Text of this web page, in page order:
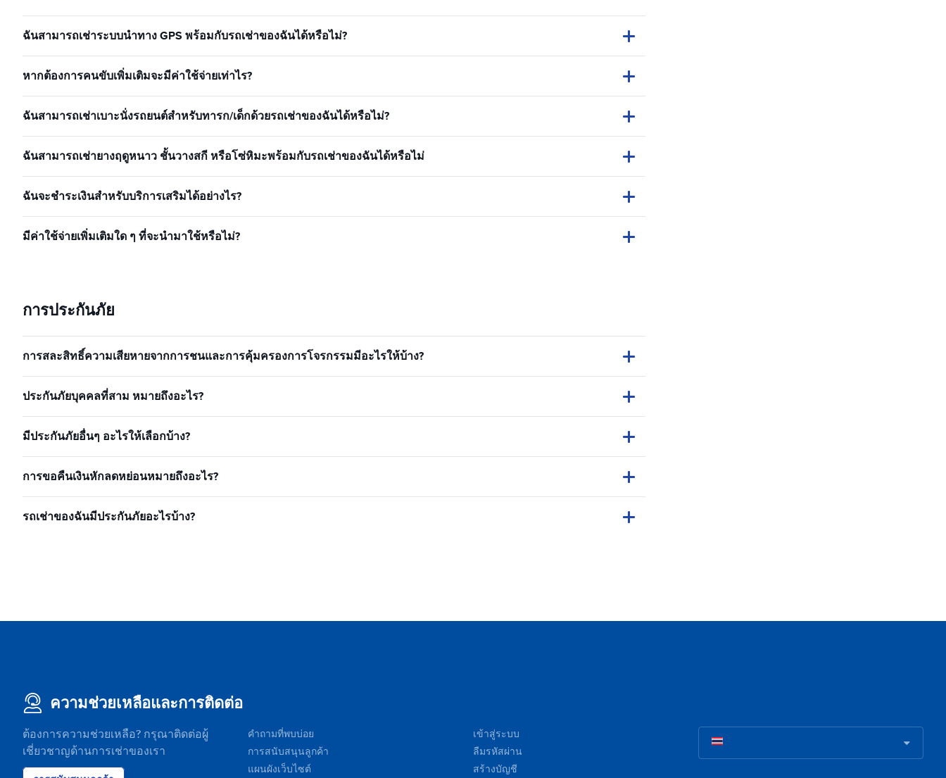
ฉันสามารถเช่าระบบนำทาง GPS พร้อมกับรถเช่าของฉันได้หรือไม่?
หากต้องการคนขับเพิ่มเติมจะมีค่าใช้จ่ายเท่าไร?
ฉันสามารถเช่าเบาะนั่งรถยนต์สำหรับทารก/เด็กด้วยรถเช่าของฉันได้หรือไม่?
ฉันสามารถเช่ายางฤดูหนาว ชั้นวางสกี หรือโซ่หิมะพร้อมกับรถเช่าของฉันได้หรือไม่
ฉันจะชำระเงินสำหรับบริการเสริมได้อย่างไร?
มีค่าใช้จ่ายเพิ่มเติมใด ๆ ที่จะนำมาใช้หรือไม่?
การประกันภัย
การสละสิทธิ์ความเสียหายจากการชนและการคุ้มครองการโจรกรรมมีอะไรให้บ้าง?
ประกันภัยบุคคลที่สาม หมายถึงอะไร?
มีประกันภัยอื่นๆ อะไรให้เลือกบ้าง?
การขอคืนเงินหักลดหย่อนหมายถึงอะไร?
รถเช่าของฉันมีประกันภัยอะไรบ้าง?
ความช่วยเหลือและการติดต่อ
ต้องการความช่วยเหลือ? กรุณาติดต่อผู้
เชี่ยวชาญด้านการเช่าของเรา
คำถามที่พบบ่อย
การสนับสนุนลูกค้า
แผนผังเว็บไซต์
เข้าสู่ระบบ
ลืมรหัสผ่าน
สร้างบัญชี